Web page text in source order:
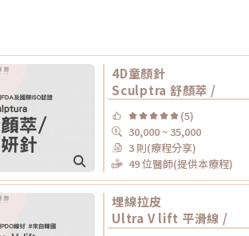
4D童顏針
Sculptra 舒顏萃 /
(5)
30,000 ~ 35,000
3 則(療程分享)
49 位醫師(提供本療程)
埋線拉皮
Ultra V lift 平滑線 /